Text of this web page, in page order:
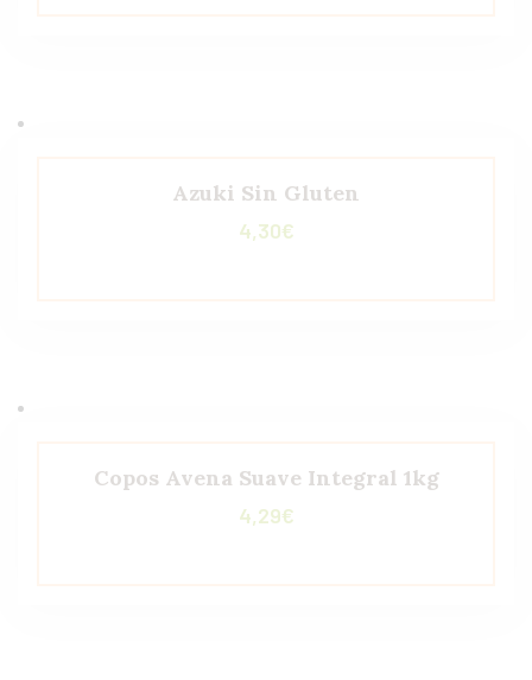
Azuki Sin Gluten
4,30€
Copos Avena Suave Integral 1kg
4,29€